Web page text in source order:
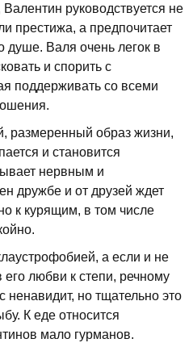
руководствуется не
престижа, а предпочитает
душе. Валя очень легок в
и спорить с
поддерживать со всеми
размеренный образ жизни,
и становится
нервным и
дружбе и от друзей ждет
к курящим, в том числе
а если и не
его любви к степи, речному
ненавидит, но тщательно это
К еде относится
мало гурманов.